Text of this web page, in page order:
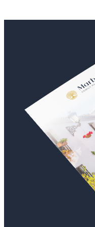
Located just a five-minute
A unique setting where the
Each home has been
spaciousness, and
Its modern and functional
spaces, allow you to enjoy
without leaving home.
Mid-floor apartments
over Torremolinos and the
complex, which include
At the most exclusive part
elevate the residential
equipped with a pool,
In this development,